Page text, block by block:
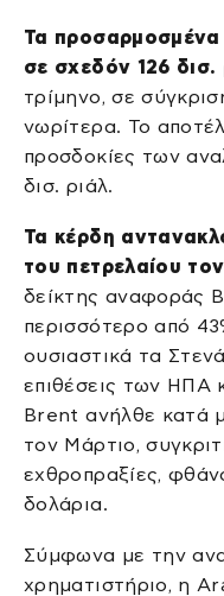
Τα
σε σχεδόν 126 δισ.
τρίμηνο, σε
νωρίτερα. Το
προσδοκίες των
δισ. ριάλ.
Τα κέρδη
του πετρελαίου
δείκτης αναφοράς
περισσότερο από
ουσιαστικά τα
επιθέσεις των ΗΠΑ
Brent ανήλθε κατά
τον Μάρτιο,
εχθροπραξίες,
δολάρια.
Σύμφωνα με την
χρηματιστήριο, η